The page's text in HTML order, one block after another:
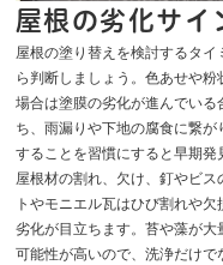
屋根の劣化サイ
屋根の塗り替えを検討するタ
ら判断しましょう。色あせや
場合は塗膜の劣化が進んでい
ち、雨漏りや下地の腐食に繋
することを習慣にすると早期発
屋根材の割れ、欠け、釘やビ
トやモニエル瓦はひび割れや
劣化が目立ちます。苔や藻が
可能性が高いので、洗浄だけで